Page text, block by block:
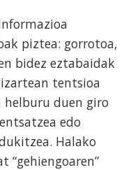
piztea: gorrotoa,
bidez eztabaidak
tentsioa
helburu duen giro
edo
Halako
“gehiengoaren”